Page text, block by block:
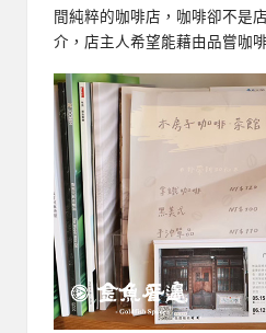
間純粹的咖啡店，咖啡卻不是
介，店主人希望能藉由品嘗咖